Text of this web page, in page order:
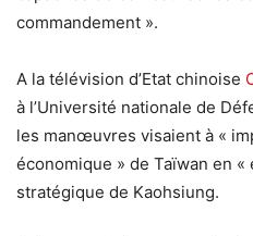
commandement ».
A la télévision d’Etat chinoise
à l’Université nationale de
les manœuvres visaient à «
économique » de Taïwan en
stratégique de Kaohsiung.